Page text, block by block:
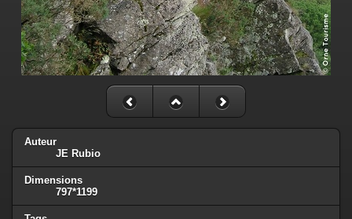
Auteur
JE Rubio
Dimensions
797*1199